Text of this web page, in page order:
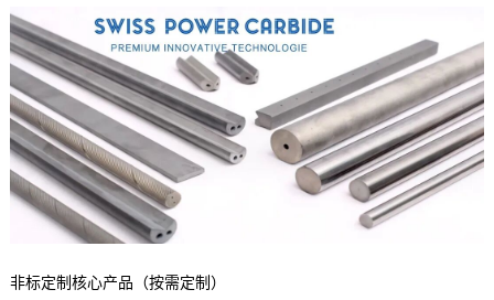
非标定制核心产品（按需定制）